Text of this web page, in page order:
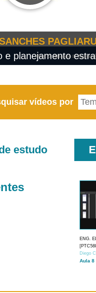
e planejamento
vídeos por
estudo
ENG.
Diego
Aula 8